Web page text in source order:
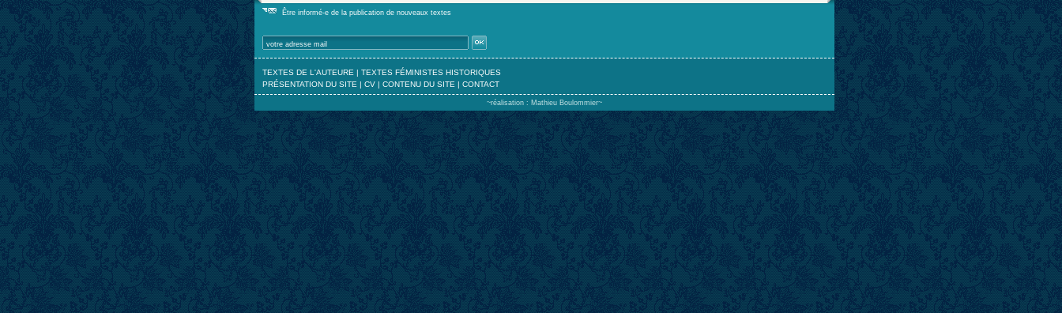
Être informé-e de la publication de nouveaux textes
TEXTES DE L'AUTEURE | TEXTES FÉMINISTES HISTORIQUES
PRÉSENTATION DU SITE | CV | CONTENU DU SITE | CONTACT
~réalisation : Mathieu Boulommier~